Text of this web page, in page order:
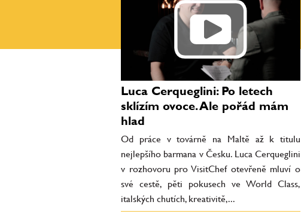
Luca Cerqueglini: Po letech
sklízím ovoce. Ale pořád mám
hlad
Od práce v továrně na Maltě až k titulu
nejlepšího barmana v Česku. Luca Cerqueglini
v rozhovoru pro VisitChef otevřeně mluví o
své cestě, pěti pokusech ve World Class,
italských chutích, kreativitě,...